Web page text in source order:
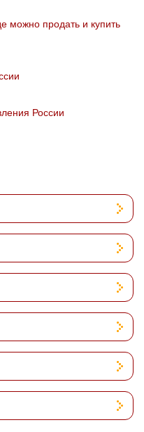
можно продать и купить
России